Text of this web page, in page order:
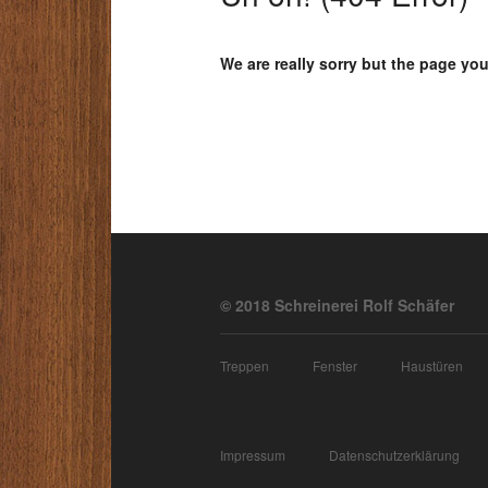
We are really sorry but the page
© 2018 Schreinerei Rolf Schäfer
Treppen Fenster Haustüren
Impressum Datenschutzerklärung